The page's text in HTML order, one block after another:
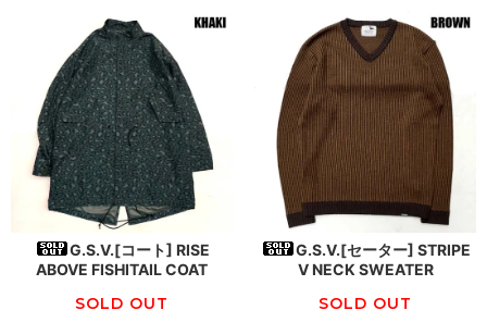
G.S.V.[コート] RISE
ABOVE FISHITAIL COAT
SOLD OUT
G.S.V.[セーター] STRIPE
V NECK SWEATER
SOLD OUT